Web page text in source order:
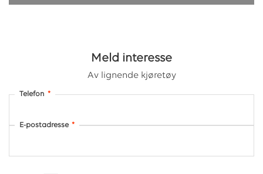
Meld interesse
Av lignende kjøretøy
Telefon *
E-postadresse *